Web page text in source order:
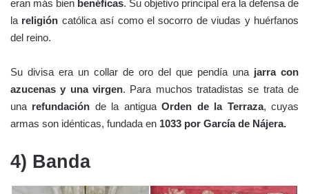
eran más bien benéficas. Su objetivo principal era la defensa de
la religión católica así como el socorro de viudas y huérfanos
del reino.
Su divisa era un collar de oro del que pendía una jarra con
azucenas y una virgen. Para muchos tratadistas se trata de
una refundación de la antiguaOrden de la Terraza, cuyas
armas son idénticas, fundada en 1033 por García de Nájera.
4) Banda